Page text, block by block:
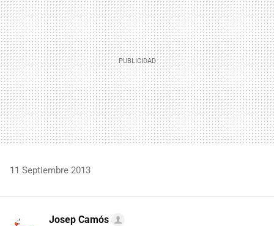
11 Septiembre 2013
Josep Camós